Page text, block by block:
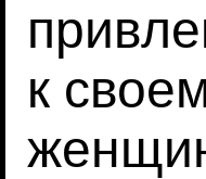
к